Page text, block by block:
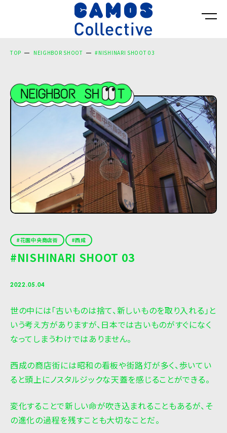
TOP NEIGHBOR SHOOT #NISHINARI SHOOT 03
花園中央商店街 西成
#NISHINARI SHOOT 03
2022.05.04
世の中には「古いものは捨て、新しいものを取り入れる」と
いう考え方がありますが、日本では古いものがすぐになく
なってしまうわけではありません。
西成の商店街には昭和の看板や街路灯が多く、歩いてい
ると頭上にノスタルジックな天蓋を感じることができる。
変化することで新しい命が吹き込まれることもあるが、そ
の進化の過程を残すことも大切なことだ。